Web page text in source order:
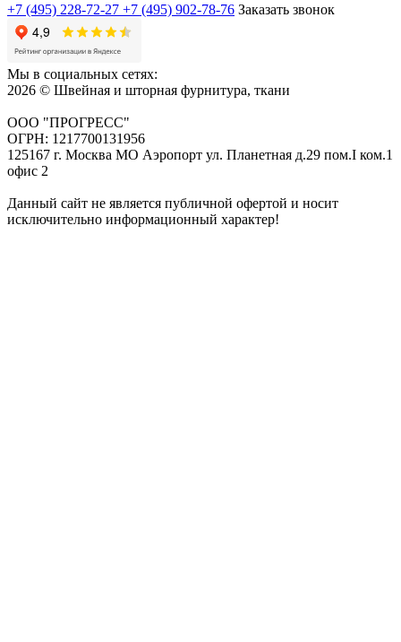
+7 (495) 228-72-27 +7 (495) 902-78-76 Заказать звонок
Мы в социальных сетях:
2026 © Швейная и шторная фурнитура, ткани
ООО "ПРОГРЕСС"
ОГРН: 1217700131956
125167 г. Москва МО Аэропорт ул. Планетная д.29 пом.I ком.1
офис 2
Данный сайт не является публичной офертой и носит
исключительно информационный характер!